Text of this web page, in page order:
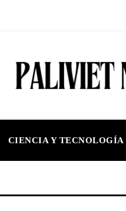
CIENCIA Y TECNOLOGÍA